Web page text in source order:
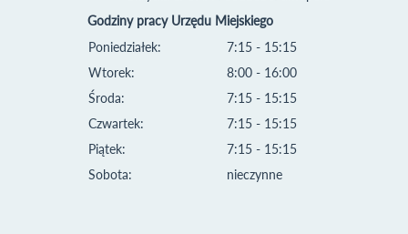
Godziny pracy Urzędu Miejskiego
Poniedziałek:
Wtorek:
Środa:
Czwartek:
Piątek:
Sobota:
7:15 - 15:15
8:00 - 16:00
7:15 - 15:15
7:15 - 15:15
7:15 - 15:15
nieczynne